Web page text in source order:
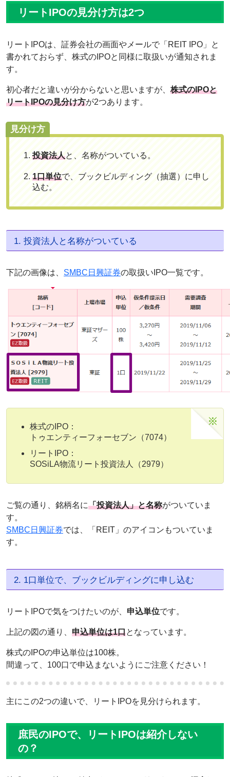
リートIPOの見分け方は2つ
リートIPOは、証券会社の画面やメールで「REIT IPO」と
書かれておらず、株式のIPOと同様に取扱いが通知されま
す。
初心者だと違いが分からないと思いますが、 株式のIPOと
リートIPOの見分け方が2つあります。
見分け方
投資法人と、名称がついている。
1口単位で、ブックビルディング（抽選）に申し
込む。
1. 投資法人と名称がついている
下記の画像は、 SMBC日興証券の取扱いIPO一覧です。
株式のIPO：
トゥエンティーフォーセブン（7074）
リートIPO：
SOSiLA物流リート投資法人（2979）
ご覧の通り、銘柄名に「投資法人」と名称がついていま
す。
SMBC日興証券では、「REIT」のアイコンもついていま
す。
2. 1口単位で、ブックビルディングに申し込む
リートIPOで気をつけたいのが、 申込単位です。
上記の図の通り、 申込単位は1口となっています。
株式のIPOの申込単位は100株。
間違って、100口で申込まないようにご注意ください！
主にこの2つの違いで、リートIPOを見分けられます。
庶民のIPOで、リートIPOは紹介しない
の？